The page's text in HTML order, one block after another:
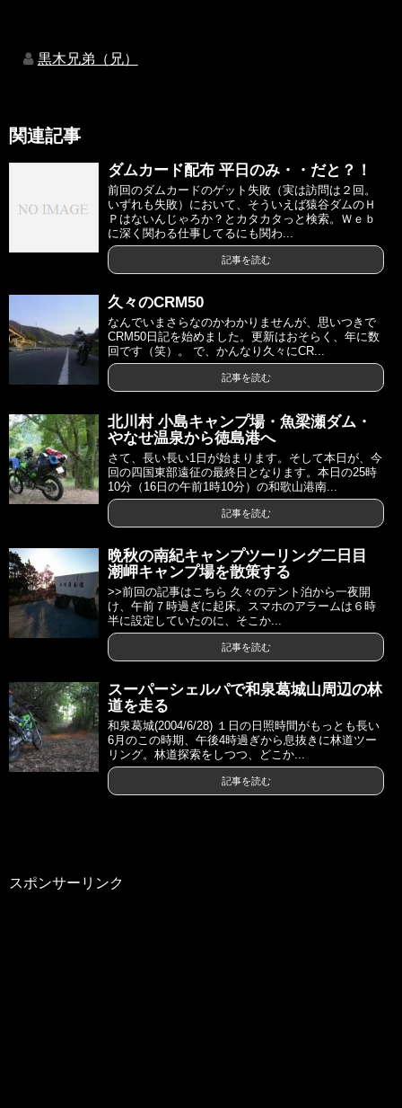
黒木兄弟（兄）
関連記事
ダムカード配布 平日のみ・・だと？！
前回のダムカードのゲット失敗（実は訪問は２回。
いずれも失敗）において、そういえば猿谷ダムのＨ
Ｐはないんじゃろか？とカタカタっと検索。Ｗｅｂ
に深く関わる仕事してるにも関わ...
記事を読む
久々のCRM50
なんでいまさらなのかわかりませんが、思いつきで
CRM50日記を始めました。更新はおそらく、年に数
回です（笑）。 で、かんなり久々にCR...
記事を読む
北川村 小島キャンプ場・魚梁瀬ダム・
やなせ温泉から徳島港へ
さて、長い長い1日が始まります。そして本日が、今
回の四国東部遠征の最終日となります。本日の25時
10分（16日の午前1時10分）の和歌山港南...
記事を読む
晩秋の南紀キャンプツーリング二日目
潮岬キャンプ場を散策する
>>前回の記事はこちら 久々のテント泊から一夜開
け、午前７時過ぎに起床。スマホのアラームは６時
半に設定していたのに、そこか...
記事を読む
スーパーシェルパで和泉葛城山周辺の林
道を走る
和泉葛城(2004/6/28) １日の日照時間がもっとも長い
6月のこの時期、午後4時過ぎから息抜きに林道ツー
リング。林道探索をしつつ、どこか...
記事を読む
スポンサーリンク